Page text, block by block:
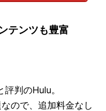
テンツも豊富
判のHulu。
ので、追加料金なし